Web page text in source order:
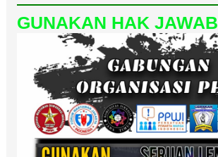
GUNAKAN HAK JAWAB